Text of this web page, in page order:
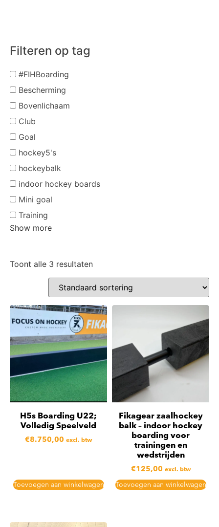
Filteren op tag
#FIHBoarding
Bescherming
Bovenlichaam
Club
Goal
hockey5's
hockeybalk
indoor hockey boards
Mini goal
Training
Show more
Toont alle 3 resultaten
H5s Boarding U22;
Volledig Speelveld
€8.750,00 excl. btw
Toevoegen aan winkelwagen
Fikagear zaalhockey
balk – indoor hockey
boarding voor
trainingen en
wedstrijden
€125,00 excl. btw
Toevoegen aan winkelwagen